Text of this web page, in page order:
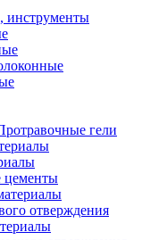
инструменты
гели
цементы
отверждения